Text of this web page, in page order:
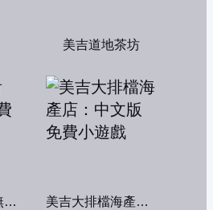
美吉道地茶坊
寵物連連看3.1無敵版 美吉大排檔海產店：中文版